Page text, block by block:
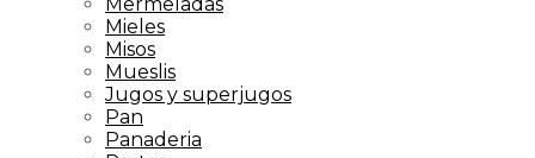
Mieles
Misos
Mueslis
Jugos y superjugos
Pan
Panaderia